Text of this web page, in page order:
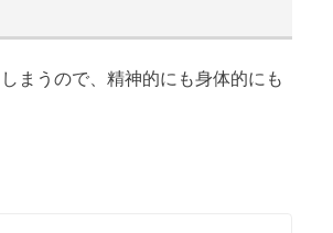
まうので、精神的にも身体的にも